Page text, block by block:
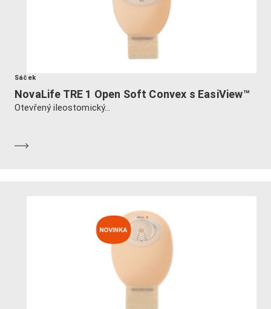
Sáček
NovaLife TRE 1 Open Soft Convex s EasiView™
Otevřený ileostomický...